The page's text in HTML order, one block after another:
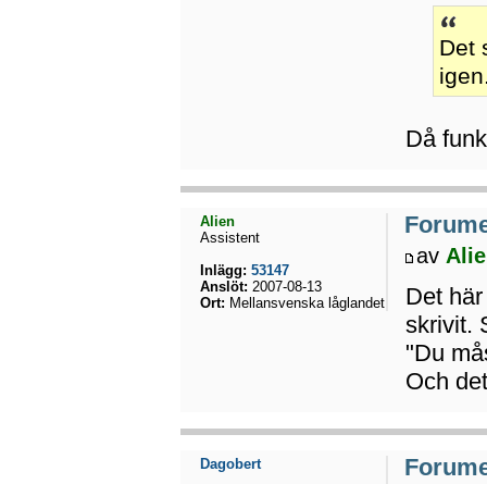
Det
Då
av
Det
skrivit.
"Du
Och
Alien
Assistent
Inlägg: 53147
Anslöt: 2007-08-13
Ort: Mellansvenska låglandet
Dagobert